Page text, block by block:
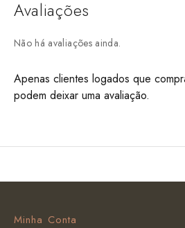
Avaliações
Não há avaliações ainda.
Apenas clientes logados que
podem deixar uma avaliação.
Minha Conta